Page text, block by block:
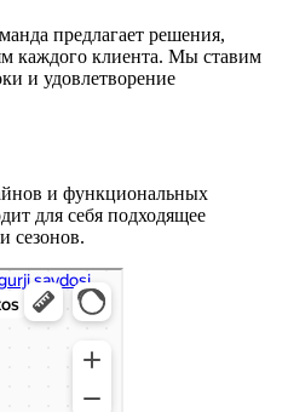
предлагает решения,
каждого клиента. Мы ставим
и удовлетворение
и функциональных
для себя подходящее
сезонов.